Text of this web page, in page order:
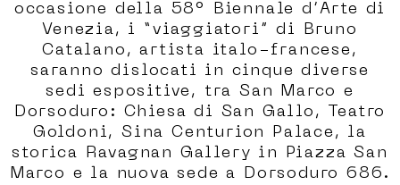
occasione della 58° Biennale d’Arte di
Venezia, i “viaggiatori” di Bruno
Catalano, artista italo-francese,
saranno dislocati in cinque diverse
sedi espositive, tra San Marco e
Dorsoduro: Chiesa di San Gallo, Teatro
Goldoni, Sina Centurion Palace, la
storica Ravagnan Gallery in Piazza San
Marco e la nuova sede a Dorsoduro 686.